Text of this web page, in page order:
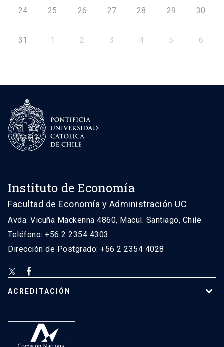
24 25 26 27 28 29 30
31 1 2 3 4 5 6
Instituto de Economía
Facultad de Economía y Administración UC
Avda. Vicuña Mackenna 4860, Macul. Santiago, Chile
Teléfono: +56 2 2354 4303
Dirección de Postgrado: +56 2 2354 4028
ACREDITACIÓN